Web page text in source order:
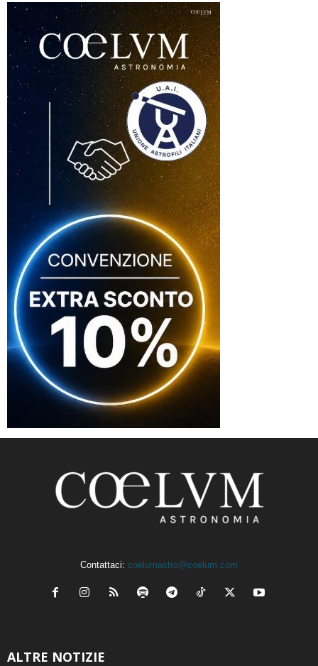
Contattaci: coelumastro@coelum.com
ALTRE NOTIZIE